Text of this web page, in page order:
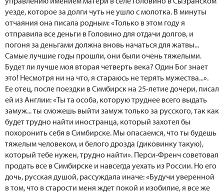
уезде, которое за долги чуть не ушло с молотка. В минуты
отчаяния она писала родным: «Только в этом году я
отправила все деньги в Головино для отдачи долгов, и
погоня за деньгами должна вновь начаться для жатвы...
Самые лучшие годы прошли, они были очень тяжелыми.
Будет ли лучше моя вторая четверть века? Один Бог знает
это! Несмотря ни на что, я стараюсь не терять мужества...».
Ее отец, после поездки в Симбирск на 25-летие дочери, писал
ей из Англии: «Ты та особа, которую труднее всего выдать
замуж... ты сможешь выйти замуж только за русского, так как
будет трудно найти иностранца, который захотел бы
похоронить себя в Симбирске. Мы опасаемся, что ты будешь
тяжелым человеком, и белого дрозда (диковинку такую),
который тебе нужен, трудно найти». Перси-Френч советовал
продать все в Симбирске и навсегда уехать из России. Но его
дочь, русская душой, рассуждала иначе: «Будучи уверенной
в том, что в старости меня ждет покой и изобилие, я все же